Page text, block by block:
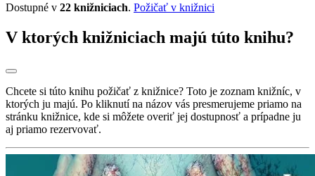
Dostupné v 22 knižniciach. Požičať v knižnici
V ktorých knižniciach majú túto knihu?
Chcete si túto knihu požičať z knižnice? Toto je zoznam knižníc, v
ktorých ju majú. Po kliknutí na názov vás presmerujeme priamo na
stránku knižnice, kde si môžete overiť jej dostupnosť a prípadne ju
aj priamo rezervovať.